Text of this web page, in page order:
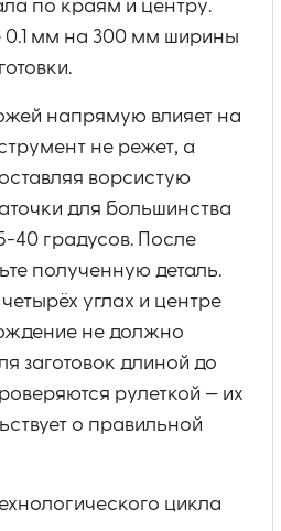
по краям и центру.
0.1 мм на 300 мм ширины
напрямую влияет на
не режет, а
ворсистую
для большинства
40 градусов. После
полученную деталь.
углах и центре
не должно
заготовок длиной до
рулеткой — их
о правильной
цикла